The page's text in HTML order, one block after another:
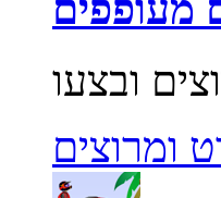
ומרוצים